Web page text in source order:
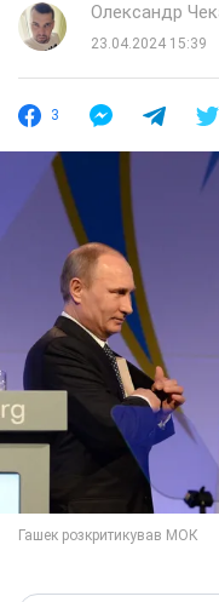
Олександр
23.04.2024 15:39
3